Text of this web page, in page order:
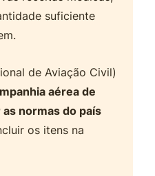
suficiente
de Aviação Civil)
aérea de
normas do país
os itens na